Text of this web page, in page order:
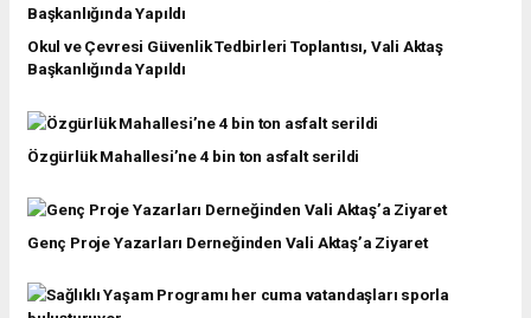
Okul ve Çevresi Güvenlik Tedbirleri Toplantısı, Vali Aktaş
Başkanlığında Yapıldı
Özgürlük Mahallesi’ne 4 bin ton asfalt serildi
Genç Proje Yazarları Derneğinden Vali Aktaş’a Ziyaret